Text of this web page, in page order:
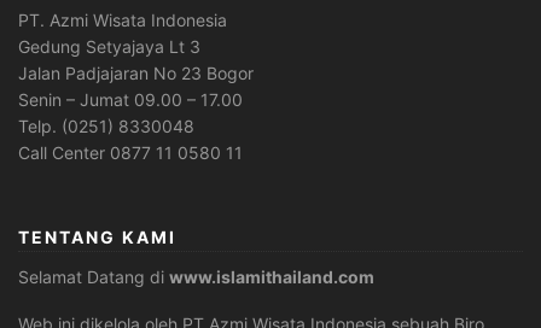
PT. Azmi Wisata Indonesia
Gedung Setyajaya Lt 3
Jalan Padjajaran No 23 Bogor
Senin – Jumat 09.00 – 17.00
Telp. (0251) 8330048
Call Center 0877 11 0580 11
TENTANG KAMI
Selamat Datang di www.islamithailand.com